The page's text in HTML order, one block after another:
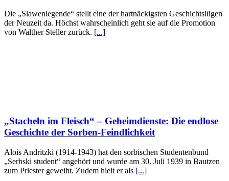
Die „Slawenlegende“ stellt eine der hartnäckigsten Geschichtslügen
der Neuzeit da. Höchst wahrscheinlich geht sie auf die Promotion
von Walther Steller zurück. [...]
„Stacheln im Fleisch“ – Geheimdienste: Die endlose
Geschichte der Sorben-Feindlichkeit
Alois Andritzki (1914-1943) hat den sorbischen Studentenbund
„Serbski student“ angehört und wurde am 30. Juli 1939 in Bautzen
zum Priester geweiht. Zudem hielt er als [...]